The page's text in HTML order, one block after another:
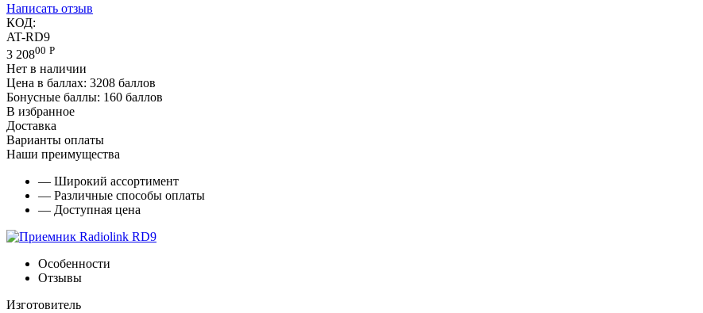
Написать отзыв
КОД:
AT-RD9
3 20800 Р
Нет в наличии
Цена в баллах: 3208 баллов
Бонусные баллы: 160 баллов
В избранное
Доставка
Варианты оплаты
Наши преимущества
— Широкий ассортимент
— Различные способы оплаты
— Доступная цена
Особенности
Отзывы
Изготовитель